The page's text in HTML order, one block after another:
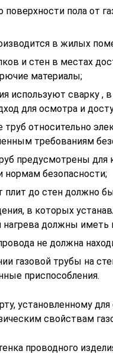
поверхности пола от
в жилых
и стен в местах
материалы;
используют сварку ,
для осмотра и
труб относительно
требованиям
предусмотрены для
безопасности;
плит до стен должно
в которых
нагрева должны
не должна
газовой трубы на
приспособления.
установленному
свойствам
проводного